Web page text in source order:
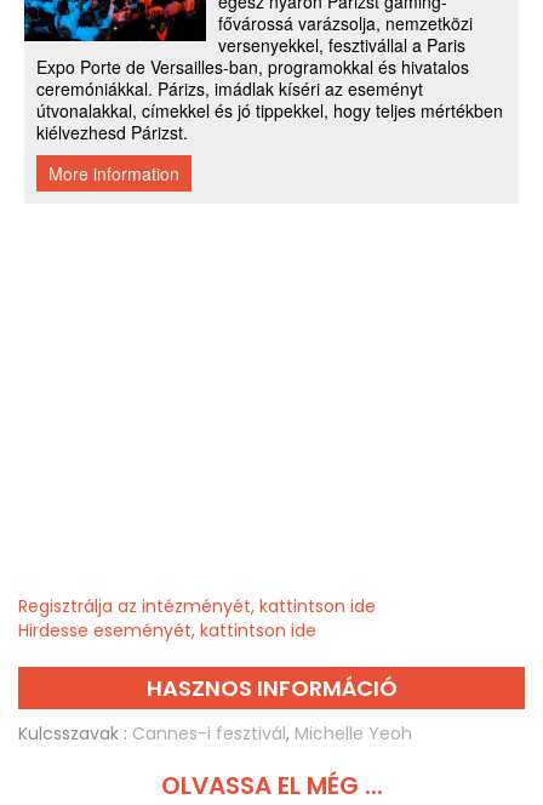
Regisztrálja az intézményét, kattintson ide
Hirdesse eseményét, kattintson ide
HASZNOS INFORMÁCIÓ
Kulcsszavak : Cannes-i fesztivál, Michelle Yeoh
OLVASSA EL MÉG ...